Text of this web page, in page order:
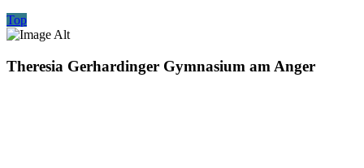
Top
Theresia Gerhardinger Gymnasium am Anger